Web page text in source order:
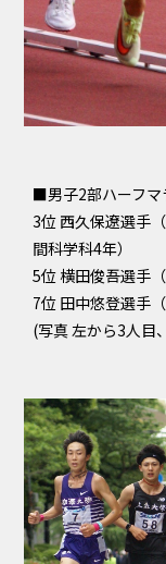
■男子2部ハーフ
3位 西久保遼選手
間科学科4年）
5位 横田俊吾選手
7位 田中悠登選手
(写真 左から3人目